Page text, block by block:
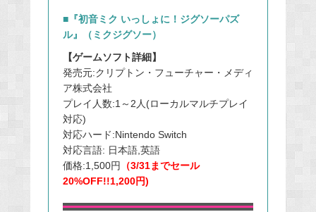
■『初音ミク いっしょに！ジグソーパズ
ル』（ミクジグソー）
【ゲームソフト詳細】
発売元:クリプトン・フューチャー・メディ
ア株式会社
プレイ人数:1～2人(ローカルマルチプレイ
対応)
対応ハード:Nintendo Switch
対応言語: 日本語,英語
価格:1,500円 （3/31までセール
20%OFF!!1,200円)